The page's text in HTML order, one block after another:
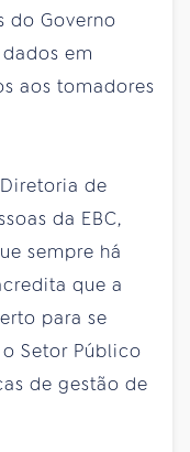
do Governo
em
aos tomadores
de
da EBC,
sempre há
que a
para se
Setor Público
de gestão de